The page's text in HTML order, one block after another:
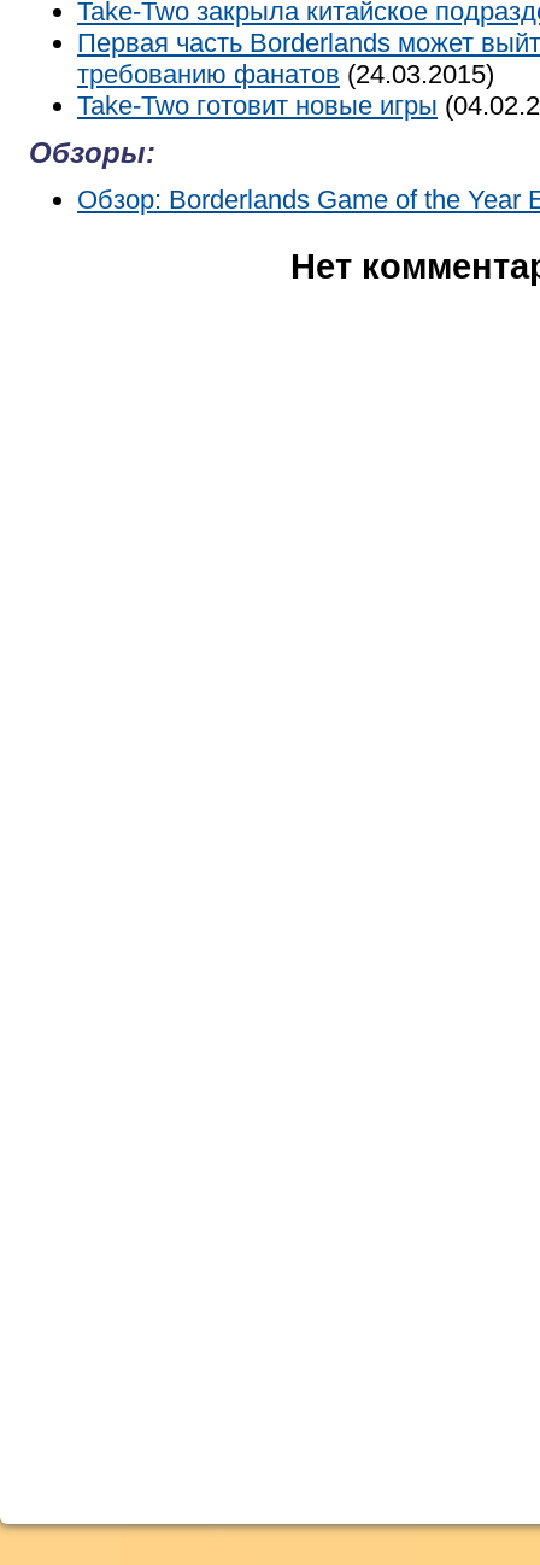
Take-Two закрыла китайское
Первая часть Borderlands может
требованию фанатов (24.03.2015)
Take-Two готовит новые игры
Обзоры:
Обзор: Borderlands Game of the Year
Нет